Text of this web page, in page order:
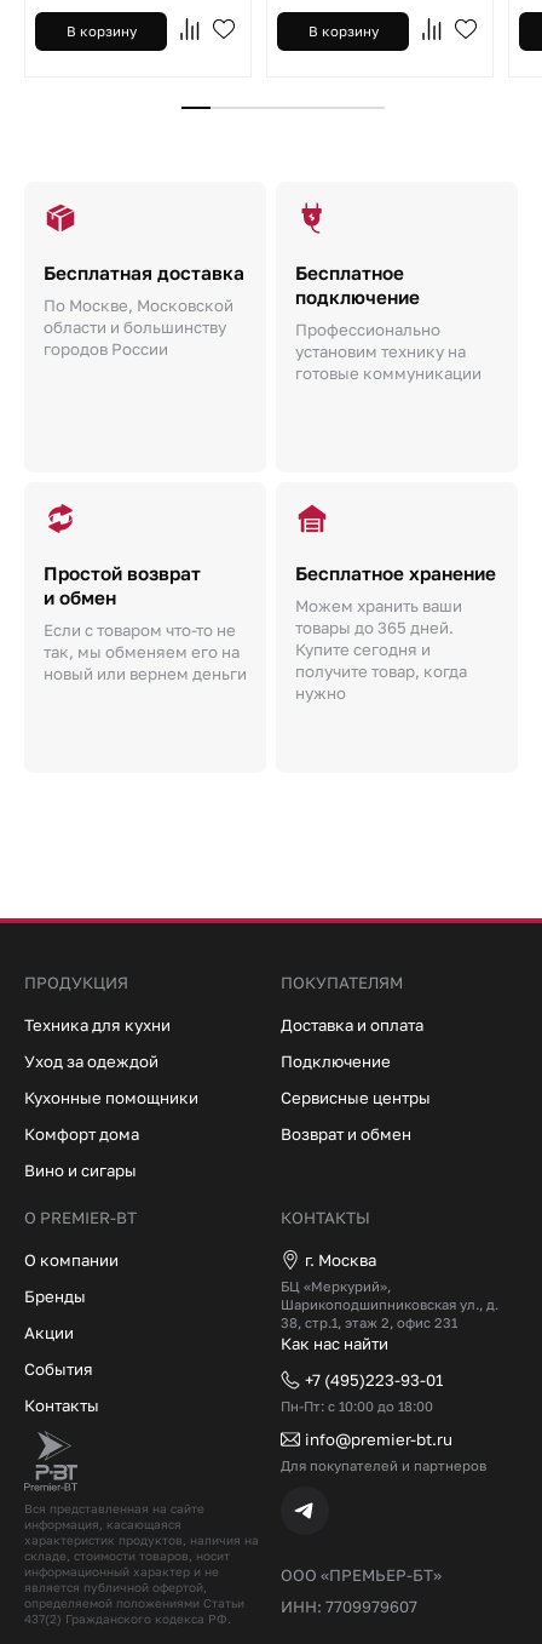
В корзину В корзину
Бесплатная доставка
По Москве, Московской
области и большинству
городов России
Бесплатное
подключение
Профессионально
установим технику на
готовые коммуникации
Простой возврат
и обмен
Если с товаром что-то не
так, мы обменяем его на
новый или вернем деньги
Бесплатное хранение
Можем хранить ваши
товары до 365 дней.
Купите сегодня и
получите товар, когда
нужно
Вся представленная на сайте
информация, касающаяся
характеристик продуктов, наличия на
складе, стоимости товаров, носит
информационный характер и не
является публичной офертой,
определяемой положениями Статьи
437(2) Гражданского кодекcа РФ.
ООО «ПРЕМЬЕР-БТ»
ИНН: 7709979607
ПРОДУКЦИЯ
Техника для кухни
Уход за одеждой
Кухонные помощники
Комфорт дома
Вино и сигары
ПОКУПАТЕЛЯМ
Доставка и оплата
Подключение
Сервисные центры
Возврат и обмен
О PREMIER-BT
О компании
Бренды
Акции
События
Контакты
КОНТАКТЫ
г. Москва
БЦ «Меркурий»,
Шарикоподшипниковская ул., д.
38, стр.1, этаж 2, офис 231
Как нас найти
+7 (495)223-93-01
Пн-Пт: с 10:00 до 18:00
info@premier-bt.ru
Для покупателей и партнеров